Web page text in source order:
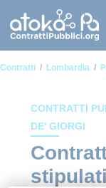
Contratti Lombardia
CONTRATTI
DE' GIORGI